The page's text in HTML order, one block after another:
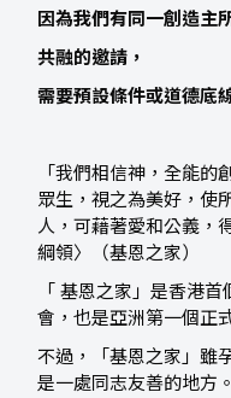
因為我們有同一創造主
共融的邀請，
需要預設條件或道德底
「我們相信神，全能
眾生，視之為美好，使
人，可藉著愛和公義，
綱領〉（基恩之家）
「 基恩之家」是香港
會，也是亞洲第一個正
不過，「基恩之家」雖
是一處同志友善的地方